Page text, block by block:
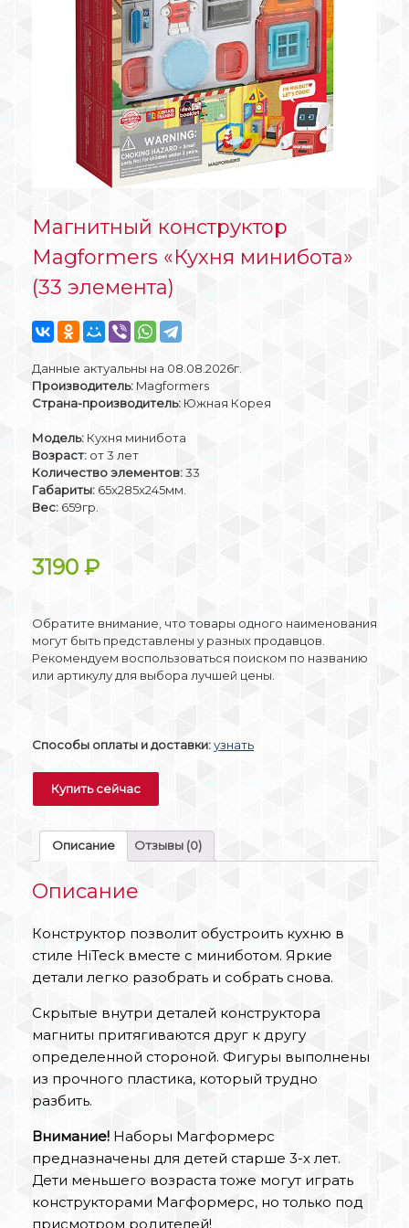
Магнитный конструктор
Magformers «Кухня минибота»
(33 элемента)
Данные актуальны на 08.08.2026г.
Производитель: Magformers
Страна-производитель: Южная Корея
Модель: Кухня минибота
Возраст: от 3 лет
Количество элементов:33
Габариты: 65x285x245мм.
Вес: 659гр.
3190 ₽
Обратите внимание, что товары одного наименования
могут быть представлены у разных продавцов.
Рекомендуем воспользоваться поиском по названию
или артикулу для выбора лучшей цены.
Способы оплаты и доставки:узнать
Купить сейчас
Описание Отзывы (0)
Описание
Конструктор позволит обустроить кухню в
стиле HiTeck вместе с миниботом. Яркие
детали легко разобрать и собрать снова.
Скрытые внутри деталей конструктора
магниты притягиваются друг к другу
определенной стороной. Фигуры выполнены
из прочного пластика, который трудно
разбить.
Внимание! Наборы Магформерс
предназначены для детей старше 3-х лет.
Дети меньшего возраста тоже могут играть
конструкторами Магформерс, но только под
присмотром родителей!